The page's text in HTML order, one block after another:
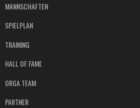
MANNSCHAFTEN
SPIELPLAN
TRAINING
HALL OF FAME
ORGA TEAM
PARTNER